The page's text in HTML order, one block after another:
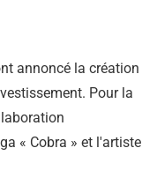
annoncé la création
Pour la
« Cobra » et l'artiste